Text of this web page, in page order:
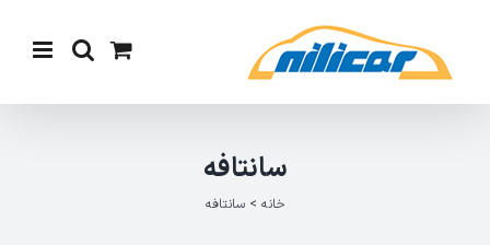
content
سانتافه
خانه >سانتافه